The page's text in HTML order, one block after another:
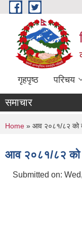
Skip to main content
गृहपृष्ठ परिचय
समाचार
You are
Home » आव २०८१/८२ को
आव २०८१/८२ को
Submitted on: